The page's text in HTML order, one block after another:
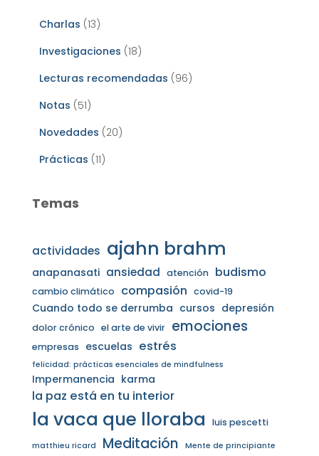
Charlas (13)
Investigaciones (18)
Lecturas recomendadas (96)
Notas (51)
Novedades (20)
Prácticas (11)
Temas
actividades ajahn brahm
anapanasati ansiedad atención budismo
cambio climático compasión covid-19
Cuando todo se derrumba cursos depresión
dolor crónico el arte de vivir emociones
empresas escuelas estrés
felicidad: prácticas esenciales de mindfulness
Impermanencia karma
la paz está en tu interior
la vaca que lloraba luis pescetti
matthieu ricard Meditación Mente de principiante